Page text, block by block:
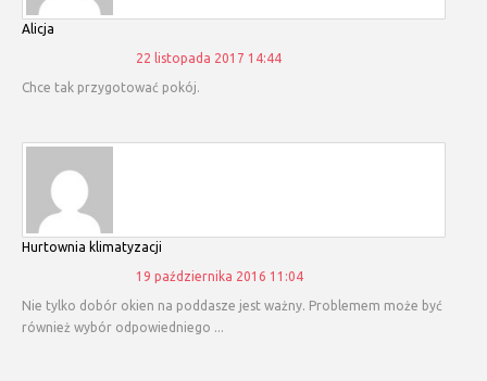
Alicja
22 listopada 2017 14:44
Chce tak przygotować pokój.
hurtownia klimatyzacji
19 października 2016 11:04
Nie tylko dobór okien na poddasze jest ważny. Problemem może być
również wybór odpowiedniego ...